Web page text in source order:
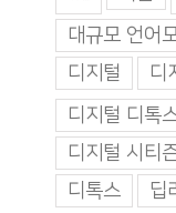
대규모 언어
디지털
디
디지털 디톡
디지털 시티
디톡스
딥